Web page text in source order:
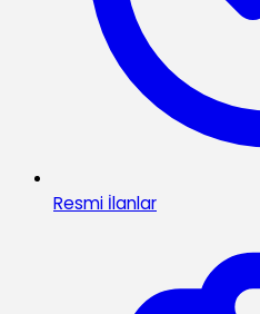
Resmi İlanlar